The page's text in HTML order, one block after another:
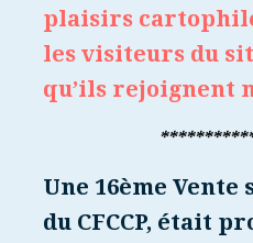
plaisirs
les visiteurs du
qu’ils rejoignent
Une 16ème Vente
du CFCCP, était